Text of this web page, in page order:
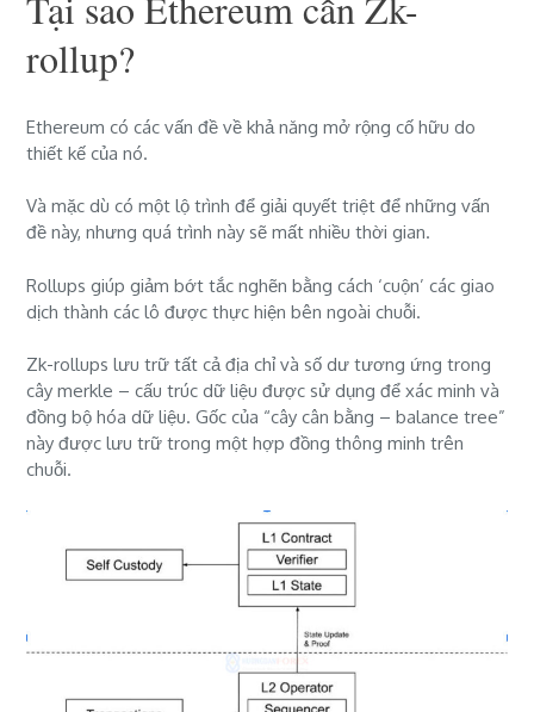
rollup?
Ethereum có các vấn đề về khả năng mở rộng cố hữu do
thiết kế của nó.
Và mặc dù có một lộ trình để giải quyết triệt để những vấn
đề này, nhưng quá trình này sẽ mất nhiều thời gian.
Rollups giúp giảm bớt tắc nghẽn bằng cách ‘cuộn’ các giao
dịch thành các lô được thực hiện bên ngoài chuỗi.
Zk-rollups lưu trữ tất cả địa chỉ và số dư tương ứng trong
cây merkle – cấu trúc dữ liệu được sử dụng để xác minh và
đồng bộ hóa dữ liệu. Gốc của “cây cân bằng – balance tree”
này được lưu trữ trong một hợp đồng thông minh trên
chuỗi.